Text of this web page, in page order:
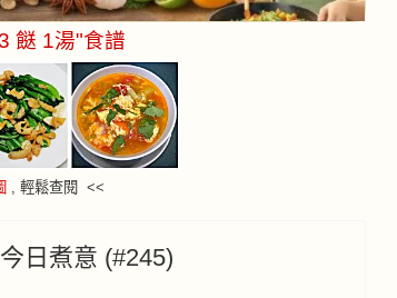
餸 1湯"食譜
, 輕鬆查閱 <<
今日煮意 (#245)